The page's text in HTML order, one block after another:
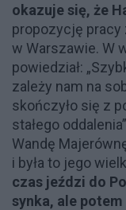
okazuje się, że
propozycję pracy
w Warszawie. W
powiedział:
zależy nam na
skończyło się z
stałego
Wandę
i była to jego
czas jeździ do
synka, ale